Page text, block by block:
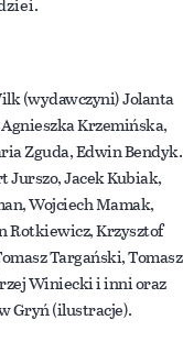
(wydawczyni) Jolanta
Krzemińska,
Zguda, Edwin Bendyk.
Jurszo, Jacek Kubiak,
Wojciech Mamak,
Rotkiewicz, Krzysztof
Targański, Tomasz
Winiecki i inni oraz
Gryń (ilustracje).